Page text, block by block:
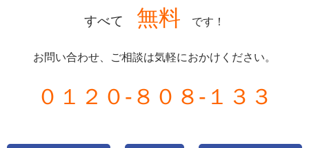
すべて 無料 です！
お問い合わせ、ご相談は気軽におかけください。
０１２０-８０８-１３３